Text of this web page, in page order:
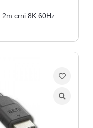
2m crni 8K 60Hz